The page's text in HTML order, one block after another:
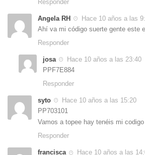
Responder
Angela RH
Hace 10 años a las
Ahí va mi código suerte gente este
Responder
josa
Hace 10 años a las 23:40
PPF7E884
Responder
syto
Hace 10 años a las 15:20
PP703101
Vamos a topee hay tenéis mi codigo
Responder
francisca
Hace 10 años a las